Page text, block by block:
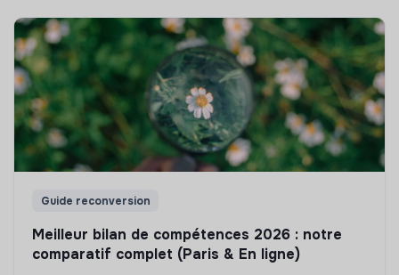
Guide reconversion
Meilleur bilan de compétences 2026 : notre
comparatif complet (Paris & En ligne)